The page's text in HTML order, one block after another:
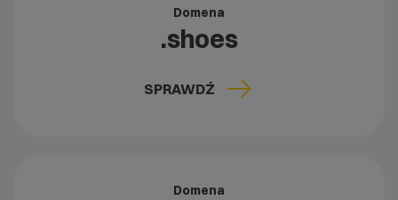
Domena
.shoes
SPRAWDŹ
Domena